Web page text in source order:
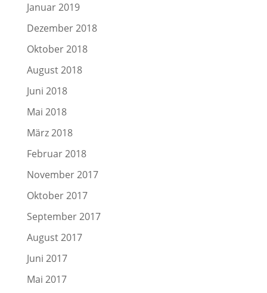
Januar 2019
Dezember 2018
Oktober 2018
August 2018
Juni 2018
Mai 2018
März 2018
Februar 2018
November 2017
Oktober 2017
September 2017
August 2017
Juni 2017
Mai 2017